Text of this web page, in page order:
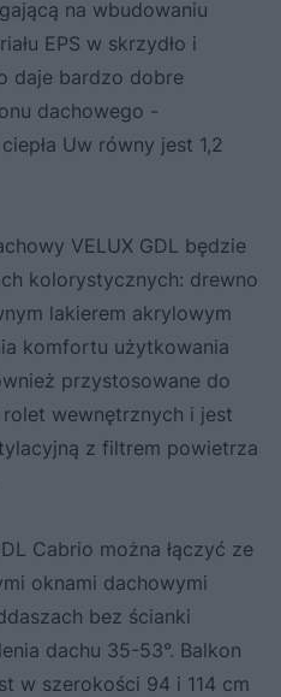
na wbudowaniu
EPS w skrzydło i
daje bardzo dobre
dachowego -
Uw równy jest 1,2
VELUX GDL będzie
kolorystycznych: drewno
lakierem akrylowym
komfortu użytkowania
przystosowane do
wewnętrznych i jest
z filtrem powietrza
Cabrio można łączyć ze
oknami dachowymi
bez ścianki
dachu 35-53°. Balkon
w szerokości 94 i 114 cm